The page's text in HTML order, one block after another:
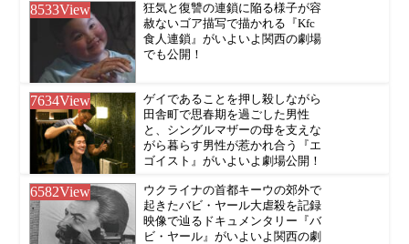
8533View
狂気と復讐の連鎖に陥る様子が容
赦ないゴア描写で描かれる『Kfc
食人連鎖』がいよいよ関西の劇場
でも公開！
7634View
ゲイであることを押し殺しながら
田舎町で思春期を過ごした男性
と、シングルマザーの母を支えな
がら暮らす男性が惹かれ合う『エ
ゴイスト』がいよいよ劇場公開！
6582View
ウクライナの首都キーウの郊外で
起きたバビ・ヤール大虐殺を記録
映像で辿るドキュメンタリー『バ
ビ・ヤール』がいよいよ関西の劇